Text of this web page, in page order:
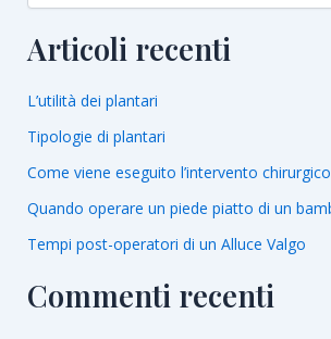
Articoli recenti
L’utilità dei plantari
Tipologie di plantari
Come viene eseguito l’intervento chirurgico
Quando operare un piede piatto di un
Tempi post-operatori di un Alluce Valgo
Commenti recenti